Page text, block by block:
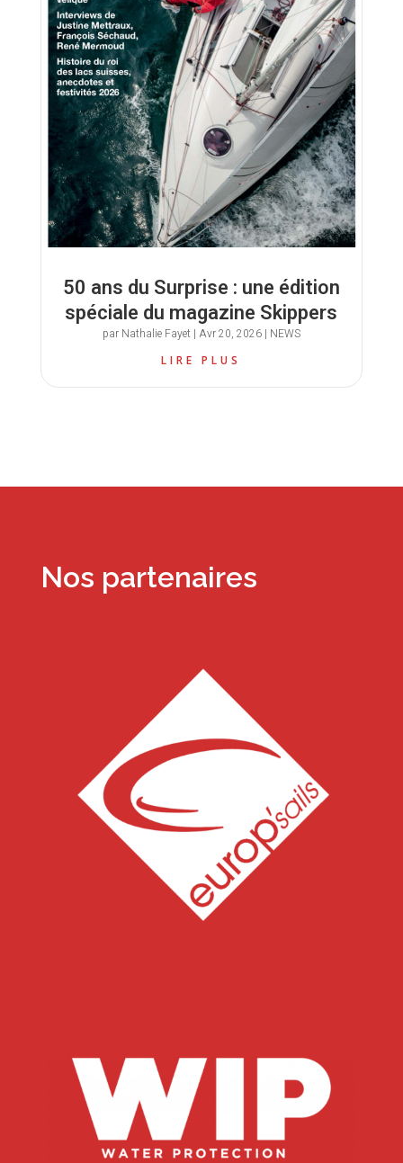
50 ans du Surprise : une édition
spéciale du magazine Skippers
par Nathalie Fayet| Avr 20, 2026| NEWS
LIRE PLUS
Nos partenaires